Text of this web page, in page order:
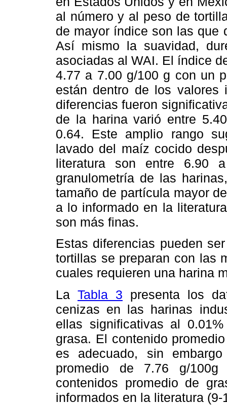
al número y al peso de
de mayor índice son las que
Así mismo la suavidad,
asociadas al WAI. El índice
4.77 a 7.00 g/100 g con un
están dentro de los valores
diferencias fueron
de la harina varió entre
0.64. Este amplio rango
lavado del maíz cocido
literatura son entre
granulometría de las
tamaño de partícula mayor
a lo informado en la
son más finas.
Estas diferencias pueden
tortillas se preparan con las
cuales requieren una harina
La Tabla 3 presenta los
cenizas en las harinas
ellas significativas al
grasa. El contenido
es adecuado, sin
promedio de 7.76 g/
contenidos promedio de
informados en la literatura (9-